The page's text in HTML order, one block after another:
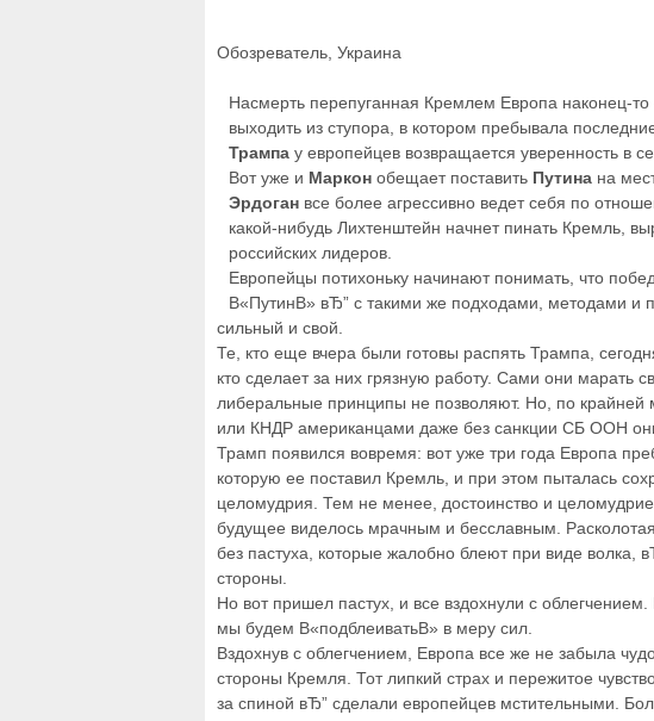
Обозреватель, Украина
Насмерть перепуганная Кремлем Европа наконец-
выходить из ступора, в котором пребывала
Трампа у европейцев возвращается уверенность в
Вот уже и Маркон обещает поставить Путина на
Эрдоган все более агрессивно ведет себя по
какой-нибудь Лихтенштейн начнет пинать Кремль,
российских лидеров.
Европейцы потихоньку начинают понимать, что
В«ПутинВ» вЂ” с такими же подходами, методами и
сильный и свой.
Те, кто еще вчера были готовы распять Трампа,
кто сделает за них грязную работу. Сами они марать
либеральные принципы не позволяют. Но, по
или КНДР американцами даже без санкции СБ ООН
Трамп появился вовремя: вот уже три года Европа
которую ее поставил Кремль, и при этом пыталась
целомудрия. Тем не менее, достоинство и
будущее виделось мрачным и бесславным.
без пастуха, которые жалобно блеют при виде волка,
стороны.
Но вот пришел пастух, и все вздохнули с
мы будем В«подблеиватьВ» в меру сил.
Вздохнув с облегчением, Европа все же не забыла
стороны Кремля. Тот липкий страх и пережитое
за спиной вЂ” сделали европейцев мстительными.